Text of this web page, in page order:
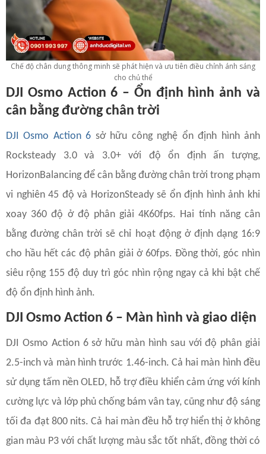
Chế độ chân dung thông minh sẽ phát hiện và ưu tiên điều chỉnh ánh sáng
cho chủ thể
DJI Osmo Action 6 – Ổn định hình ảnh và
cân bằng đường chân trời
DJI Osmo Action 6 sở hữu công nghệ ổn định hình ảnh
Rocksteady 3.0 và 3.0+ với độ ổn định ấn tượng,
HorizonBalancing để cân bằng đường chân trời trong phạm
vi nghiên 45 độ và HorizonSteady sẽ ổn định hình ảnh khi
xoay 360 độ ở độ phân giải 4K60fps. Hai tính năng cân
bằng đường chân trời sẽ chỉ hoạt động ở định dạng 16:9
cho hầu hết các độ phân giải ở 60fps. Đồng thời, góc nhìn
siêu rộng 155 độ duy trì góc nhìn rộng ngay cả khi bật chế
độ ổn định hình ảnh.
DJI Osmo Action 6 – Màn hình và giao diện
DJI Osmo Action 6 sở hữu màn hình sau với độ phân giải
2.5-inch và màn hình trước 1.46-inch. Cả hai màn hình đều
sử dụng tấm nền OLED, hỗ trợ điều khiển cảm ứng với kính
cường lực và lớp phủ chống bám vân tay, cũng như độ sáng
tối đa đạt 800 nits. Cả hai màn đều hỗ trợ hiển thị ở không
gian màu P3 với chất lượng màu sắc tốt nhất, đồng thời có